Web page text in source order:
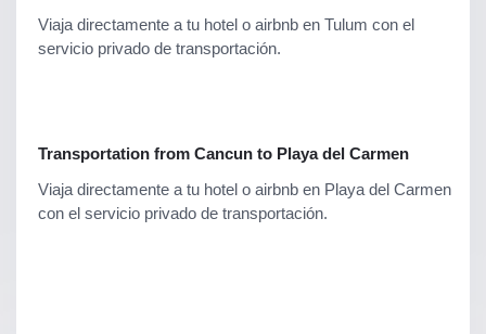
Viaja directamente a tu hotel o airbnb en Tulum con el
servicio privado de transportación.
Transportation from Cancun to Playa del Carmen
Viaja directamente a tu hotel o airbnb en Playa del Carmen
con el servicio privado de transportación.